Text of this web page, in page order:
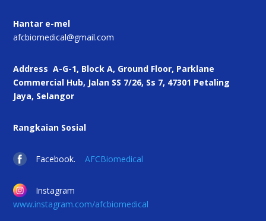
Hantar e-mel
afcbiomedical@gmail.com
AddressA-G-1, Block A, Ground Floor, Parklane
Commercial Hub, Jalan SS 7/26, Ss 7, 47301 Petaling
Jaya, Selangor
Rangkaian Sosial
Facebook.AFCBiomedical
Instagram
www.instagram.com/afcbiomedical